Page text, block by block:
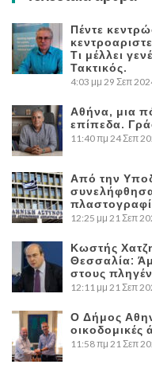
Πέντε
Τι μέλλει
Τακτικός.
4:03 μμ 29 Σεπ
Αθήνα, μια
επίπεδα.
11:40 πμ 24 Σεπ
Από την
12:25 μμ 21 Σεπ
Κωστής
Θεσσαλία:
στους
12:11 μμ 21 Σεπ
Ο Δήμος
οικοδομικές
11:58 πμ 21 Σεπ